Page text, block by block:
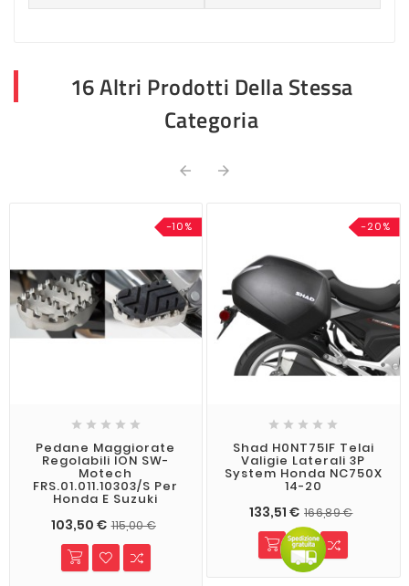
16 Altri Prodotti Della Stessa
Categoria
 
-10%
    
Pedane Maggiorate
Regolabili ION SW-
Motech
FRS.01.011.10303/S Per
Honda E Suzuki
103,50 € 115,00 €
-20%
    
Shad H0NT75IF Telai
Valigie Laterali 3P
System Honda NC750X
14-20
133,51 € 166,89 €